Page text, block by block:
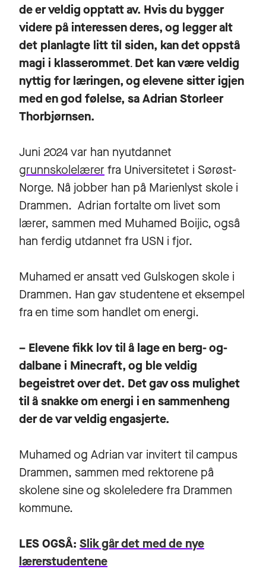
de er veldig opptatt av. Hvis du bygger
videre på interessen deres, og legger alt
det planlagte litt til siden, kan det oppstå
magi i klasserommet. Det kan være veldig
nyttig for læringen, og elevene sitter igjen
med en god følelse, sa Adrian Storleer
Thorbjørnsen.
Juni 2024 var han nyutdannet
grunnskolelærer fra Universitetet i Sørøst-
Norge. Nå jobber han på Marienlyst skole i
Drammen. Adrian fortalte om livet som
lærer, sammen med Muhamed Boijic, også
han ferdig utdannet fra USN i fjor.
Muhamed er ansatt ved Gulskogen skole i
Drammen. Han gav studentene et eksempel
fra en time som handlet om energi.
– Elevene fikk lov til å lage en berg- og-
dalbane i Minecraft, og ble veldig
begeistret over det. Det gav oss mulighet
til å snakke om energi i en sammenheng
der de var veldig engasjerte.
Muhamed og Adrian var invitert til campus
Drammen, sammen med rektorene på
skolene sine og skoleledere fra Drammen
kommune.
LES OGSÅ: Slik går det med de nye
lærerstudentene